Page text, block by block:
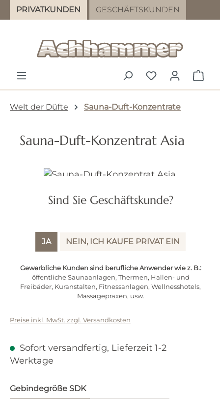
Zum Hauptinhalt springen
PRIVATKUNDEN GESCHÄFTSKUNDEN
Sind Sie Geschäftskunde?
JA NEIN, ICH KAUFE PRIVAT EIN
Gewerbliche Kunden sind berufliche Anwender wie z. B.:
öffentliche Saunaanlagen, Thermen, Hallen- und
Freibäder, Kuranstalten, Fitnessanlagen, Wellnesshotels,
Massagepraxen, usw.
DU HAST 0
Welt der Düfte Sauna-Duft-Konzentrate
Sauna-Duft-Konzentrat Asia
Bildergalerie überspringen
Regulärer Preis:
Preise inkl. MwSt. zzgl. Versandkosten
Sofort versandfertig, Lieferzeit 1-2
Werktage
Gebindegröße SDKauswählen